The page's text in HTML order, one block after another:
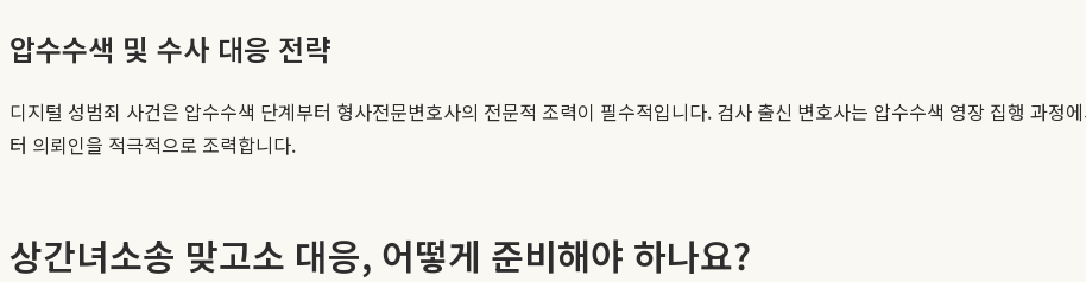
압수수색 및 수사 대응 전략
디지털 성범죄 사건은 압수수색 단계부터 형사전문변호사의 전문적 조력이 필수적입니다. 검사 출신 변호사는 압수수색 영장 집행 과정
터 의뢰인을 적극적으로 조력합니다.
상간녀소송 맞고소 대응, 어떻게 준비해야 하나요?